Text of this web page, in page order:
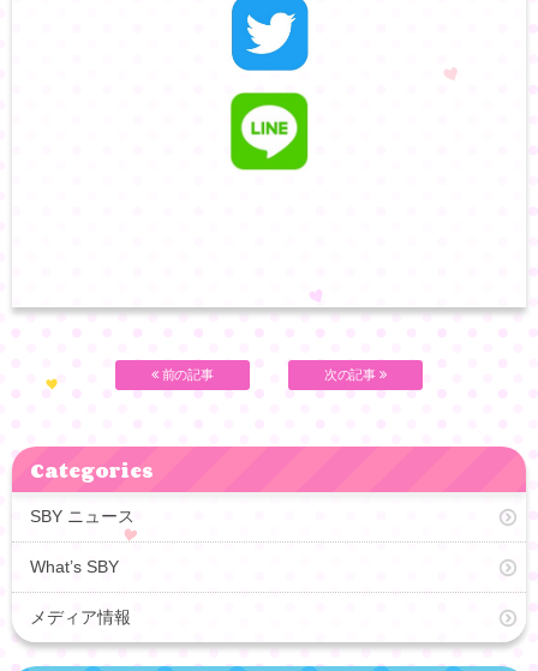
前の記事 次の記事
Categories
SBY ニュース
What’s SBY
メディア情報